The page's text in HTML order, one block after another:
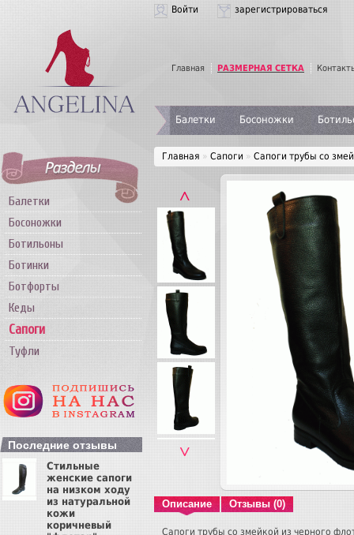
Войти зарегистрироваться
Главная РАЗМЕРНАЯ СЕТКА
Балетки Босоножки
Балетки
Босоножки
Ботильоны
Ботинки
Ботфорты
Кеды
Сапоги
Туфли
Последние отзывы
Стильные
женские сапоги
на низком ходу
из натуральной
кожи
коричневый
Главная » Сапоги » Сапоги трубы со
˄
˅
Описание Отзывы (0)
Сапоги трубы со змейкой из черного